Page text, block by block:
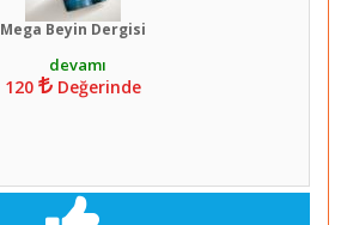
Mega Beyin Dergisi
120 Değerinde